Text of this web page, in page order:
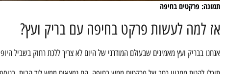
תמונה: פרקטים בחיפה
אז למה לעשות פרקט בחיפה עם בריק ועץ?
אנחנו בבריק ועץ מאמינים שבעולם המודרני של היום לא צריך ללכת רחוק בשביל